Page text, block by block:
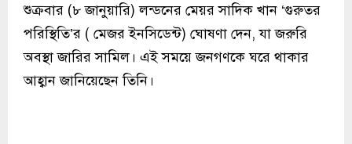
শুক্রবার (৮ জানুয়ারি) লন্ডনের মেয়র সাদিক খান ‘গুরুতর
পরিস্থিতি’র ( মেজর ইনসিডেন্ট) ঘোষণা দেন, যা জরুরি
অবস্থা জারির সামিল। এই সময়ে জনগণকে ঘরে থাকার
আহ্বান জানিয়েছেন তিনি।